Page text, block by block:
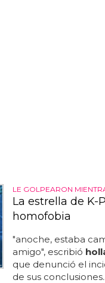
LE GOLPEARON
La estrella de K-
homofobia
"anoche, estaba
amigo", escribió
que denunció el
de sus